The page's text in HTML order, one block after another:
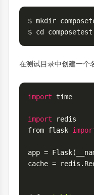
$ mkdir
$ cd composetest
在测试目录中创建一个
import time
import redis
from flask
app =
cache =